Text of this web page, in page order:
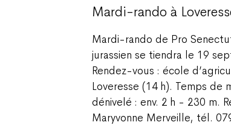
Mardi-rando à
Mardi-rando de Pro
jurassien se tiendra le 19
Rendez-vous : école
Loveresse (14 h). Temps de
dénivelé : env. 2 h - 230 m.
Maryvonne Merveille, tél.